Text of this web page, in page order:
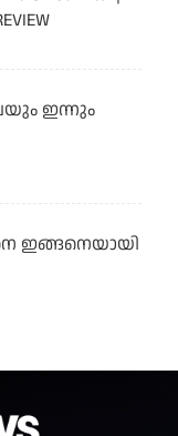
ഇന്നും
ഇങ്ങനെയായി